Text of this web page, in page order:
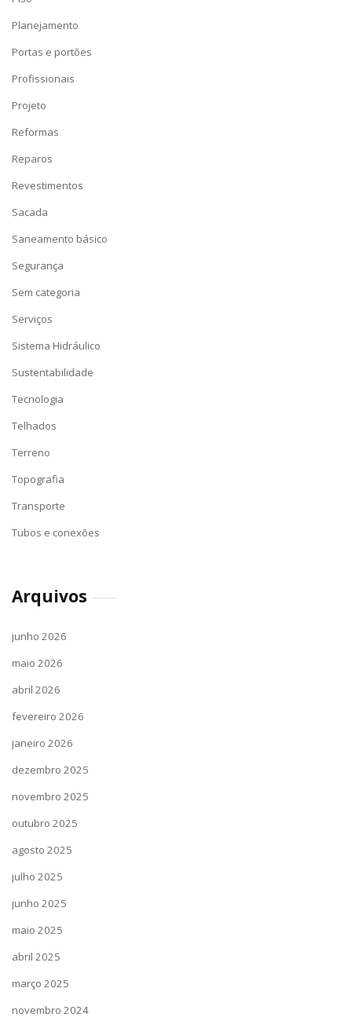
Planejamento
Portas e portões
Profissionais
Projeto
Reformas
Reparos
Revestimentos
Sacada
Saneamento básico
Segurança
Sem categoria
Serviços
Sistema Hidráulico
Sustentabilidade
Tecnologia
Telhados
Terreno
Topografia
Transporte
Tubos e conexões
Arquivos
junho 2026
maio 2026
abril 2026
fevereiro 2026
janeiro 2026
dezembro 2025
novembro 2025
outubro 2025
agosto 2025
julho 2025
junho 2025
maio 2025
abril 2025
março 2025
novembro 2024